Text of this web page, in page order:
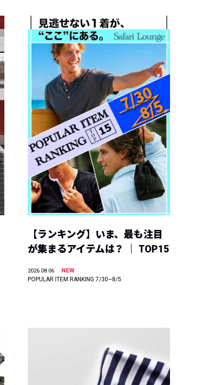
【ランキング】いま、最も注目
が集まるアイテムは？ ｜ TOP15
2026.08.06
NEW
POPULAR ITEM RANKING 7/30~8/5